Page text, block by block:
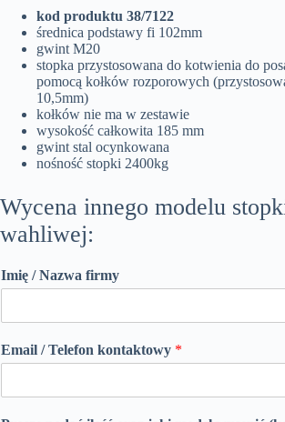
kod produktu 38/7122
średnica podstawy fi 102mm
gwint M20
stopka przystosowana do kotwienia do
pomocą kołków rozporowych
10,5mm)
kołków nie ma w zestawie
wysokość całkowita 185 mm
gwint stal ocynkowana
nośność stopki 2400kg
Wycena innego modelu
wahliwej:
Imię / Nazwa firmy
Email / Telefon kontaktowy *